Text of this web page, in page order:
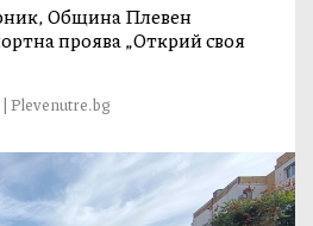
Община Плевен
проява „Открий своя
Plevenutre.bg